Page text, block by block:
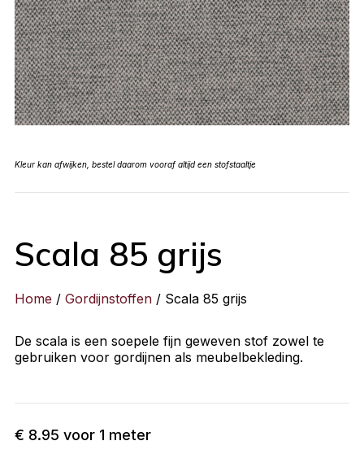
Kleur kan afwijken, bestel daarom vooraf altijd een stofstaaltje
Scala 85 grijs
Home / Gordijnstoffen / Scala 85 grijs
De scala is een soepele fijn geweven stof zowel te
gebruiken voor gordijnen als meubelbekleding.
€ 8.95 voor 1 meter